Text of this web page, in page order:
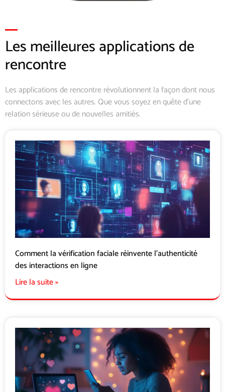
Les meilleures applications de
rencontre
Les applications de rencontre révolutionnent la façon dont nous
connectons avec les autres. Que vous soyez en quête d’une
relation sérieuse ou de nouvelles amitiés.
Comment la vérification faciale réinvente l’authenticité
des interactions en ligne
Lire la suite »